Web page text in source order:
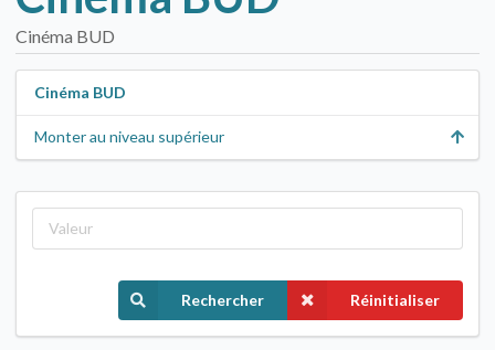
Cinéma BUD
Cinéma BUD
Monter au niveau supérieur
Rechercher Réinitialiser